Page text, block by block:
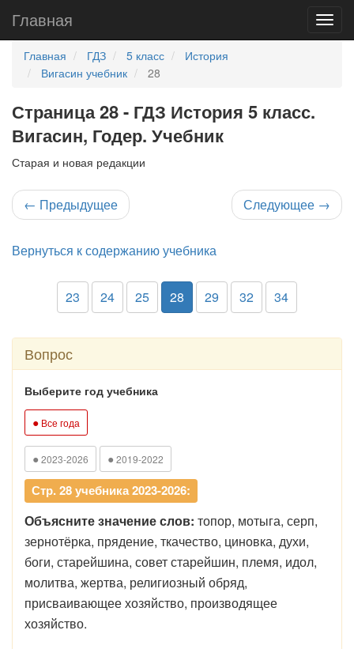
Главная
Главная ГДЗ 5 класс
История
Вигасин учебник
28
Страница 28 - ГДЗ История 5 класс.
Вигасин, Годер. Учебник
Старая и новая редакции
← Предыдущее Следующее →
Вернуться к содержанию учебника
23 24 25 28 29 32 34
Вопрос
Выберите год учебника
● Все года
● 2023-2026 ● 2019-2022
Стр. 28 учебника 2023-2026:
Объясните значение слов: топор, мотыга, серп,
зернотёрка, прядение, ткачество, циновка, духи,
боги, старейшина, совет старейшин, племя, идол,
молитва, жертва, религиозный обряд,
присваивающее хозяйство, производящее
хозяйство.